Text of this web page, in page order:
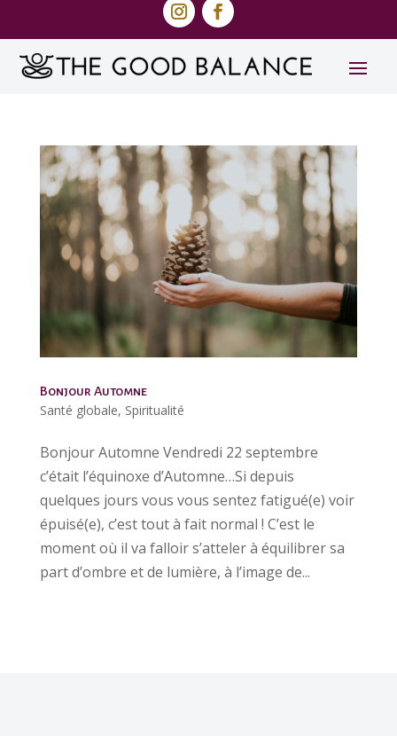
Bonjour Automne
Santé globale, Spiritualité
Bonjour Automne Vendredi 22 septembre
c’était l’équinoxe d’Automne…Si depuis
quelques jours vous vous sentez fatigué(e) voir
épuisé(e), c’est tout à fait normal ! C’est le
moment où il va falloir s’atteler à équilibrer sa
part d’ombre et de lumière, à l’image de...